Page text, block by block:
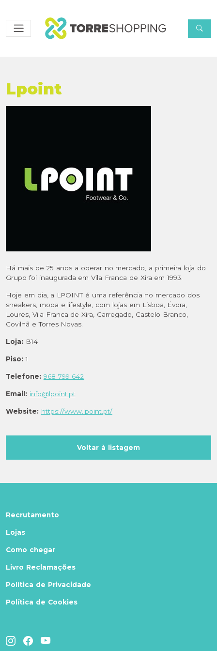
Lpoint
Há mais de 25 anos a operar no mercado, a primeira loja do
Grupo foi inaugurada em Vila Franca de Xira em 1993.
Hoje em dia, a LPOINT é uma referência no mercado dos
sneakers, moda e lifestyle, com lojas em Lisboa, Évora,
Loures, Vila Franca de Xira, Carregado, Castelo Branco,
Covilhã e Torres Novas.
Loja: B14
Piso: 1
Telefone: 968 799 642
Email: info@lpoint.pt
Website: https://www.lpoint.pt/
Voltar à listagem
Recrutamento
Lojas
Como chegar
Livro Reclamações
Política de Privacidade
Política de Cookies